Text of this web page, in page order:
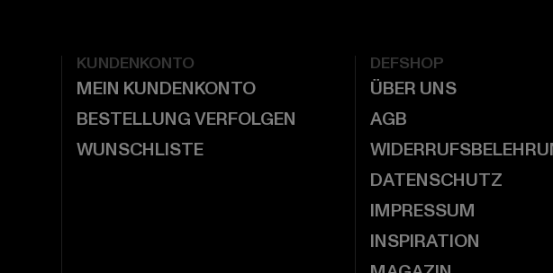
KUNDENKONTO
MEIN KUNDENKONTO
BESTELLUNG VERFOLGEN
WUNSCHLISTE
DEFSHOP
ÜBER UNS
AGB
DATENSCHUTZ
IMPRESSUM
INSPIRATION